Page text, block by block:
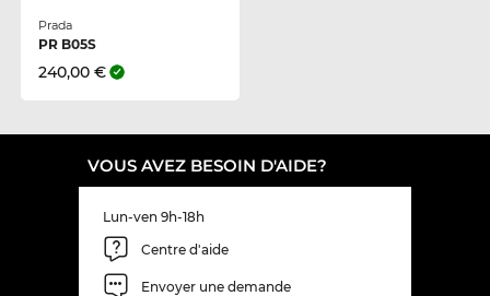
Prada
PR B05S
240,00 €
VOUS AVEZ BESOIN D'AIDE?
Lun-ven 9h-18h
Centre d'aide
Envoyer une demande